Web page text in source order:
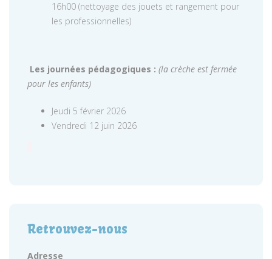
16h00 (nettoyage des jouets et rangement pour
les professionnelles)
Les journées pédagogiques : (la crèche est fermée
pour les enfants)
Jeudi 5 février 2026
Vendredi 12 juin 2026
Retrouvez-nous
Adresse